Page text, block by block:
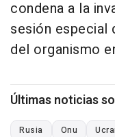
condena a la
sesión especial
del organismo
Últimas noticias
Rusia Onu